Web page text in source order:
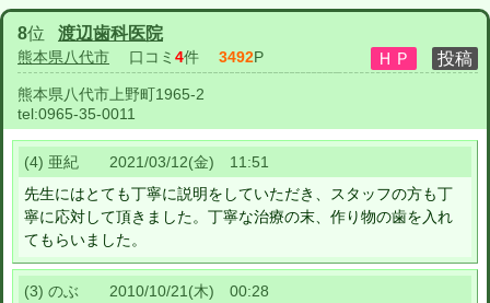
8位 渡辺歯科医院
熊本県八代市 口コミ 4件 3492P
熊本県八代市上野町1965-2
tel:0965-35-0011
(4) 亜紀 2021/03/12(金) 11:51
先生にはとても丁寧に説明をしていただき、スタッフの方も丁
寧に応対して頂きました。丁寧な治療の末、作り物の歯を入れ
てもらいました。
(3) のぶ 2010/10/21(木) 00:28